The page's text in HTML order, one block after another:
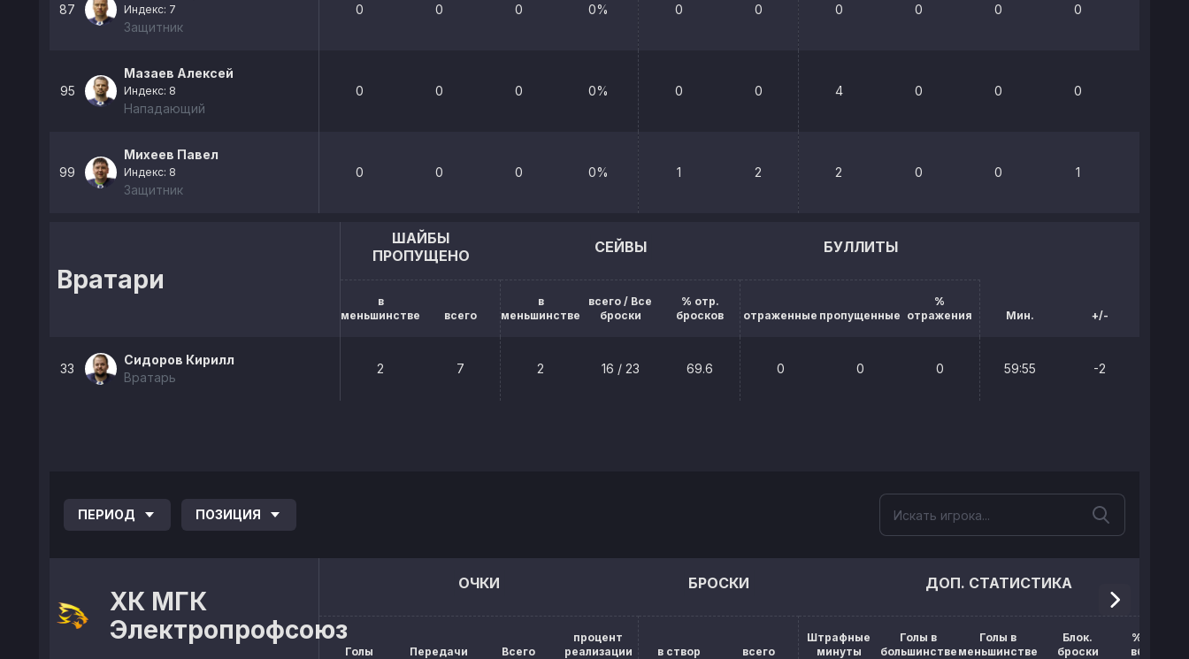
87 Индекс: 7
Защитник
0 0 0 0% 0 0 0 0 0 0
95
Мазаев Алексей
Индекс: 8
Нападающий
0 0 0 0% 0 0 4 0 0 0
99
Михеев Павел
Индекс: 8
Защитник
0 0 0 0% 1 2 2 0 0 1
Вратари
ШАЙБЫ
ПРОПУЩЕНО
в
меньшинстве
всего
СЕЙВЫ
в
меньшинстве
всего / Все
броски
% отр.
бросков
БУЛЛИТЫ
отраженные пропущенные
%
отражения
Мин. +/-
33
Сидоров Кирилл
Вратарь
2 7 2 16 / 23 69.6 0 0 0 59:55 -2
ПЕРИОД ПОЗИЦИЯ
ХК МГК
Электропрофсоюз
ОЧКИ
Голы Передачи Всего
процент
реализации
БРОСКИ
в створ всего
ДОП. СТАТИСТИКА
Штрафные
минуты
Голы в
большинстве
Голы в
меньшинстве
Блок.
броски
% выигр.
вбрасыв.